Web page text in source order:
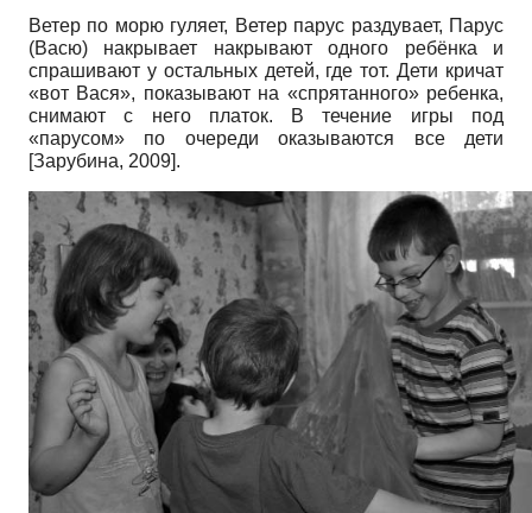
Ветер по морю гуляет, Ветер парус раздувает, Парус
(Васю) накрывает накрывают одного ребёнка и
спрашивают у остальных детей, где тот. Дети кричат
«вот Вася», показывают на «спрятанного» ребенка,
снимают с него платок. В течение игры под
«парусом» по очереди оказываются все дети
[Зарубина, 2009].